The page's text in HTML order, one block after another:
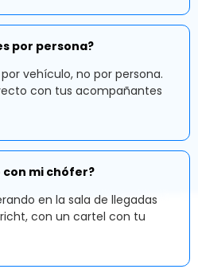
por persona?
vehículo, no por persona.
con tus acompañantes
mi chófer?
en la sala de llegadas
con un cartel con tu